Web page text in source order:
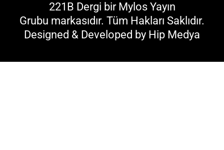
221B Dergi bir Mylos Yayın
Grubu markasıdır. Tüm Hakları Saklıdır.
Designed & Developed by Hip Medya